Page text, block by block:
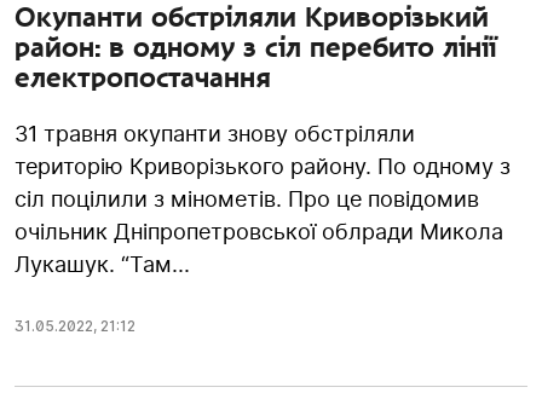
Окупанти обстріляли Криворізький
район: в одному з сіл перебито лінії
електропостачання
31 травня окупанти знову обстріляли
територію Криворізького району. По одному з
сіл поцілили з мінометів. Про це повідомив
очільник Дніпропетровської облради Микола
Лукашук. “Там...
31.05.2022, 21:12